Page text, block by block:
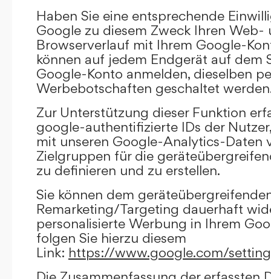
Haben Sie eine entsprechende
Google zu diesem Zweck Ihren
Browserverlauf mit Ihrem Google-
können auf jedem Endgerät auf dem
Google-Konto anmelden, dieselben
Werbebotschaften geschaltet
Zur Unterstützung dieser Funktion
google-authentifizierte IDs der
mit unseren Google-Analytics-Daten
Zielgruppen für die
zu definieren und zu erstellen.
Sie können dem
Remarketing/Targeting dauerhaft
personalisierte Werbung in Ihrem
folgen Sie hierzu diesem
Link: https://www.google.com/